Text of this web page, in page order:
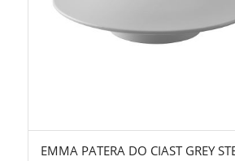
EMMA PATERA DO CIAST GREY